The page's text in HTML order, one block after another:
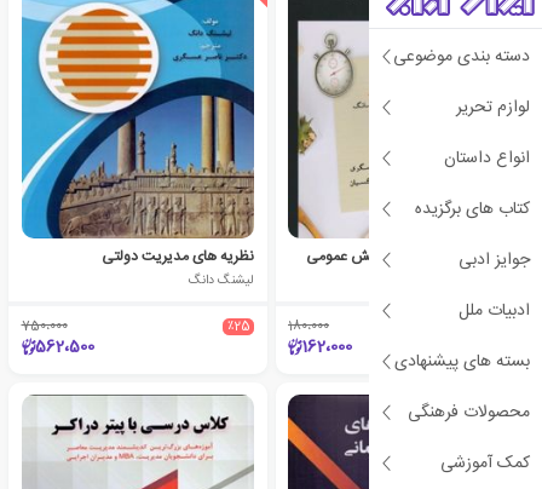
دسته بندی موضوعی
لوازم تحریر
انواع داستان
کتاب های برگزیده
جوایز ادبی
ادبیات ملل
بسته های پیشنهادی
محصولات فرهنگی
کمک آموزشی
موردکاوی های مدیریت بخش عمومی
180،000
162،000
نظریه های مدیریت دولتی
لیشنگ دانگ
٪25 750،000
562،500
ی
ش
ن
ه
ا
د
و
ی
ژ